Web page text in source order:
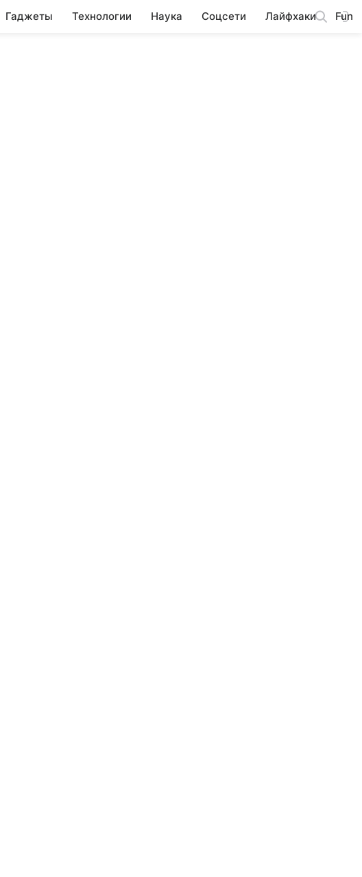
Гаджеты Технологии Наука Соцсети Лайфхаки Fun